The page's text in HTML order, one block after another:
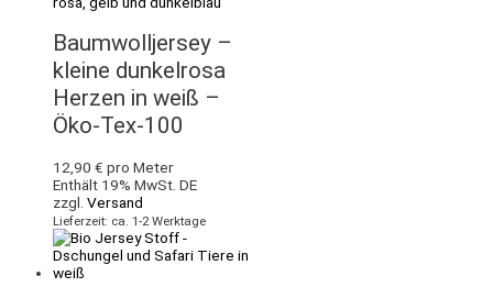
Baumwolljersey –
kleine dunkelrosa
Herzen in weiß –
Öko-Tex-100
12,90 € pro Meter
Enthält 19% MwSt. DE
zzgl. Versand
Lieferzeit: ca. 1-2 Werktage